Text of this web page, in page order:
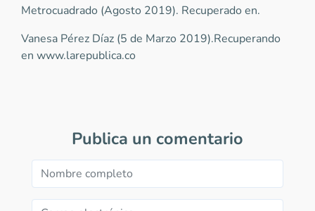
Metrocuadrado (Agosto 2019). Recuperado en.
Vanesa Pérez Díaz (5 de Marzo 2019).Recuperando
en www.larepublica.co
Publica un comentario